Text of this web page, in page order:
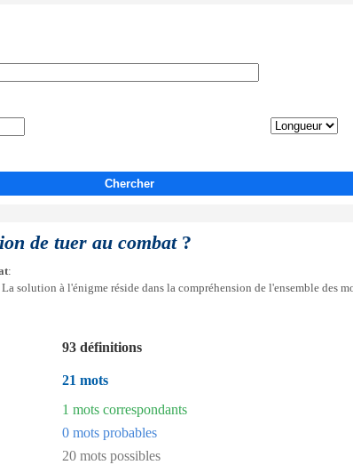
Chercher
de tuer au combat?
:
La solution à l'énigme réside dans la compréhension de l'ensemble des
93 définitions
21 mots
1 mots correspondants
0 mots probables
20 mots possibles